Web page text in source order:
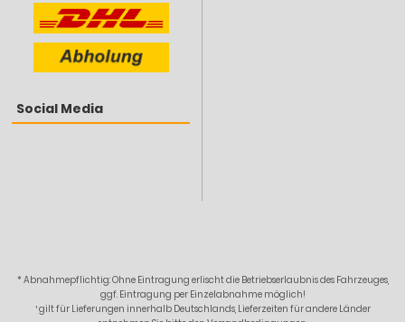
Social Media
* Abnahmepflichtig: Ohne Eintragung erlischt die Betriebserlaubnis des Fahrzeuges,
ggf. Eintragung per Einzelabnahme möglich!
¹ gilt für Lieferungen innerhalb Deutschlands, Lieferzeiten für andere Länder